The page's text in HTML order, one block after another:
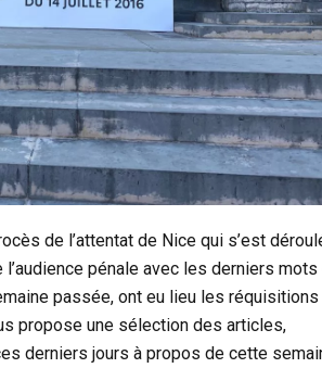
de l’attentat de Nice qui s’est
pénale avec les derniers mots
passée, ont eu lieu les
propose une sélection des articles,
derniers jours à propos de cette